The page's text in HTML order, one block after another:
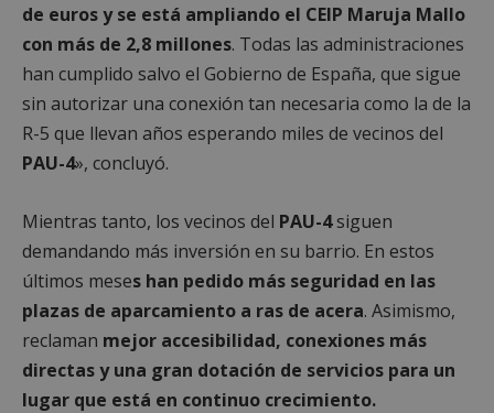
de euros y se está ampliando el CEIP Maruja Mallo
con más de 2,8 millones. Todas las administraciones
han cumplido salvo el Gobierno de España, que sigue
sin autorizar una conexión tan necesaria como la de la
R-5 que llevan años esperando miles de vecinos del
PAU-4», concluyó.
Mientras tanto, los vecinos del PAU-4siguen
demandando más inversión en su barrio. En estos
últimos meses han pedido más seguridad en las
plazas de aparcamiento a ras de acera. Asimismo,
reclaman mejor accesibilidad, conexiones más
directas y una gran dotación de servicios para un
lugar que está en continuo crecimiento.
Las cookies estrictamente necesarias permiten la
funcionalidad principal del sitio web, como el
inicio de sesión de usuario y la gestión de cuentas.
El sitio web no se puede utilizar correctamente sin
las cookies estrictamente necesarias.
Nombre
Proveedor /
Dominio
__cf_bm
CookieScriptConsent
mostoleshoy.com
4 semanas